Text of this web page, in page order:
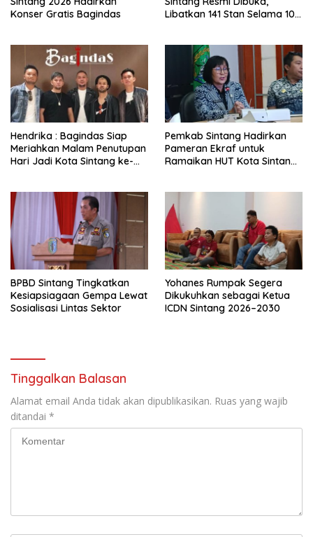
Konser Gratis Bagindas
Libatkan 141 Stan Selama 10
Hendrika : Bagindas Siap
Meriahkan Malam Penutupan
Hari Jadi Kota Sintang ke-
Pemkab Sintang Hadirkan
Pameran Ekraf untuk
Ramaikan HUT Kota Sintang
BPBD Sintang Tingkatkan
Kesiapsiagaan Gempa Lewat
Sosialisasi Lintas Sektor
Yohanes Rumpak Segera
Dikukuhkan sebagai Ketua
ICDN Sintang 2026–2030
Tinggalkan Balasan
Alamat email Anda tidak akan dipublikasikan. Ruas yang wajib
ditandai *